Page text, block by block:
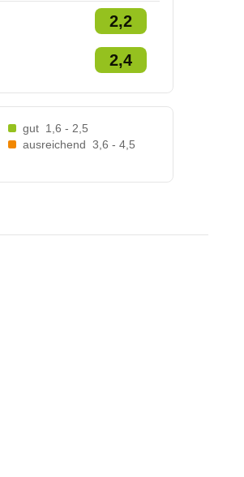
2,2
2,4
gut 1,6 - 2,5
ausreichend 3,6 - 4,5